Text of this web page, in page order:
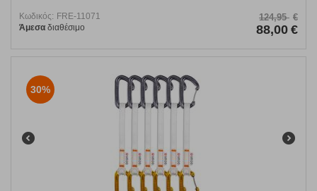
Κωδικός: FRE-11071
Άμεσα διαθέσιμο
124,95 €
88,00 €
30%